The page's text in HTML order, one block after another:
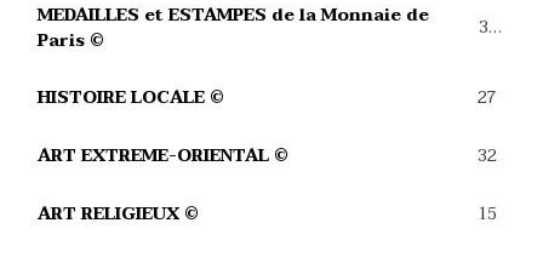
MEDAILLES et ESTAMPES de la Monnaie de
Paris ©
39
HISTOIRE LOCALE © 27
ART EXTREME-ORIENTAL © 32
ART RELIGIEUX © 15